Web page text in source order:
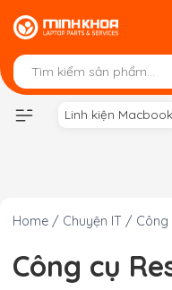
Skip
to
content
Linh kiện Macbook
Home / Chuyện IT / Công
Công cụ